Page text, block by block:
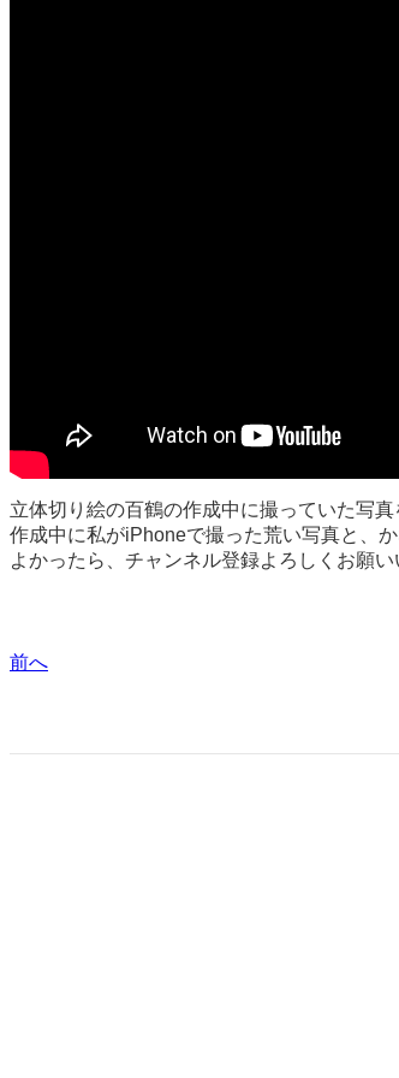
立体切り絵の百鶴の作成中に撮っていた写
作成中に私がiPhoneで撮った荒い写真と、
よかったら、チャンネル登録よろしくお願い
前へ